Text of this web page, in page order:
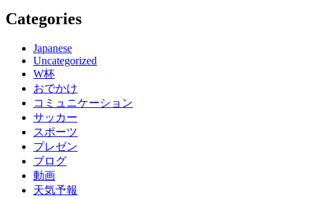
Categories
Japanese
Uncategorized
W杯
おでかけ
コミュニケーション
サッカー
スポーツ
プレゼン
ブログ
動画
天気予報